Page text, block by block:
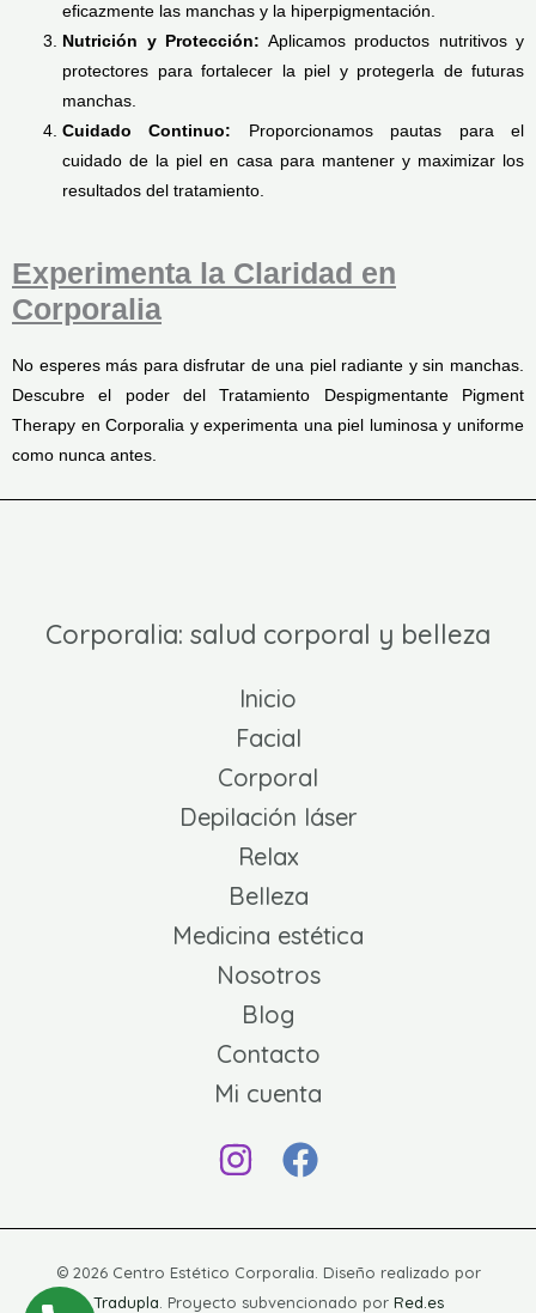
eficazmente las manchas y la hiperpigmentación.
Nutrición y Protección: Aplicamos productos nutritivos y
protectores para fortalecer la piel y protegerla de futuras
manchas.
Cuidado Continuo: Proporcionamos pautas para el
cuidado de la piel en casa para mantener y maximizar los
resultados del tratamiento.
Experimenta la Claridad en
Corporalia
No esperes más para disfrutar de una piel radiante y sin manchas.
Descubre el poder del Tratamiento Despigmentante Pigment
Therapy en Corporalia y experimenta una piel luminosa y uniforme
como nunca antes.
Corporalia: salud corporal y belleza
Inicio
Facial
Corporal
Depilación láser
Relax
Belleza
Medicina estética
Nosotros
Blog
Contacto
Mi cuenta
© 2026 Centro Estético Corporalia. Diseño realizado por
Tradupla . Proyecto subvencionado por Red.es